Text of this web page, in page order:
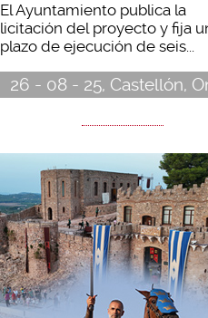
El Ayuntamiento publica la
licitación del proyecto y fija
plazo de ejecución de seis...
26 - 08 - 25, Castellón,